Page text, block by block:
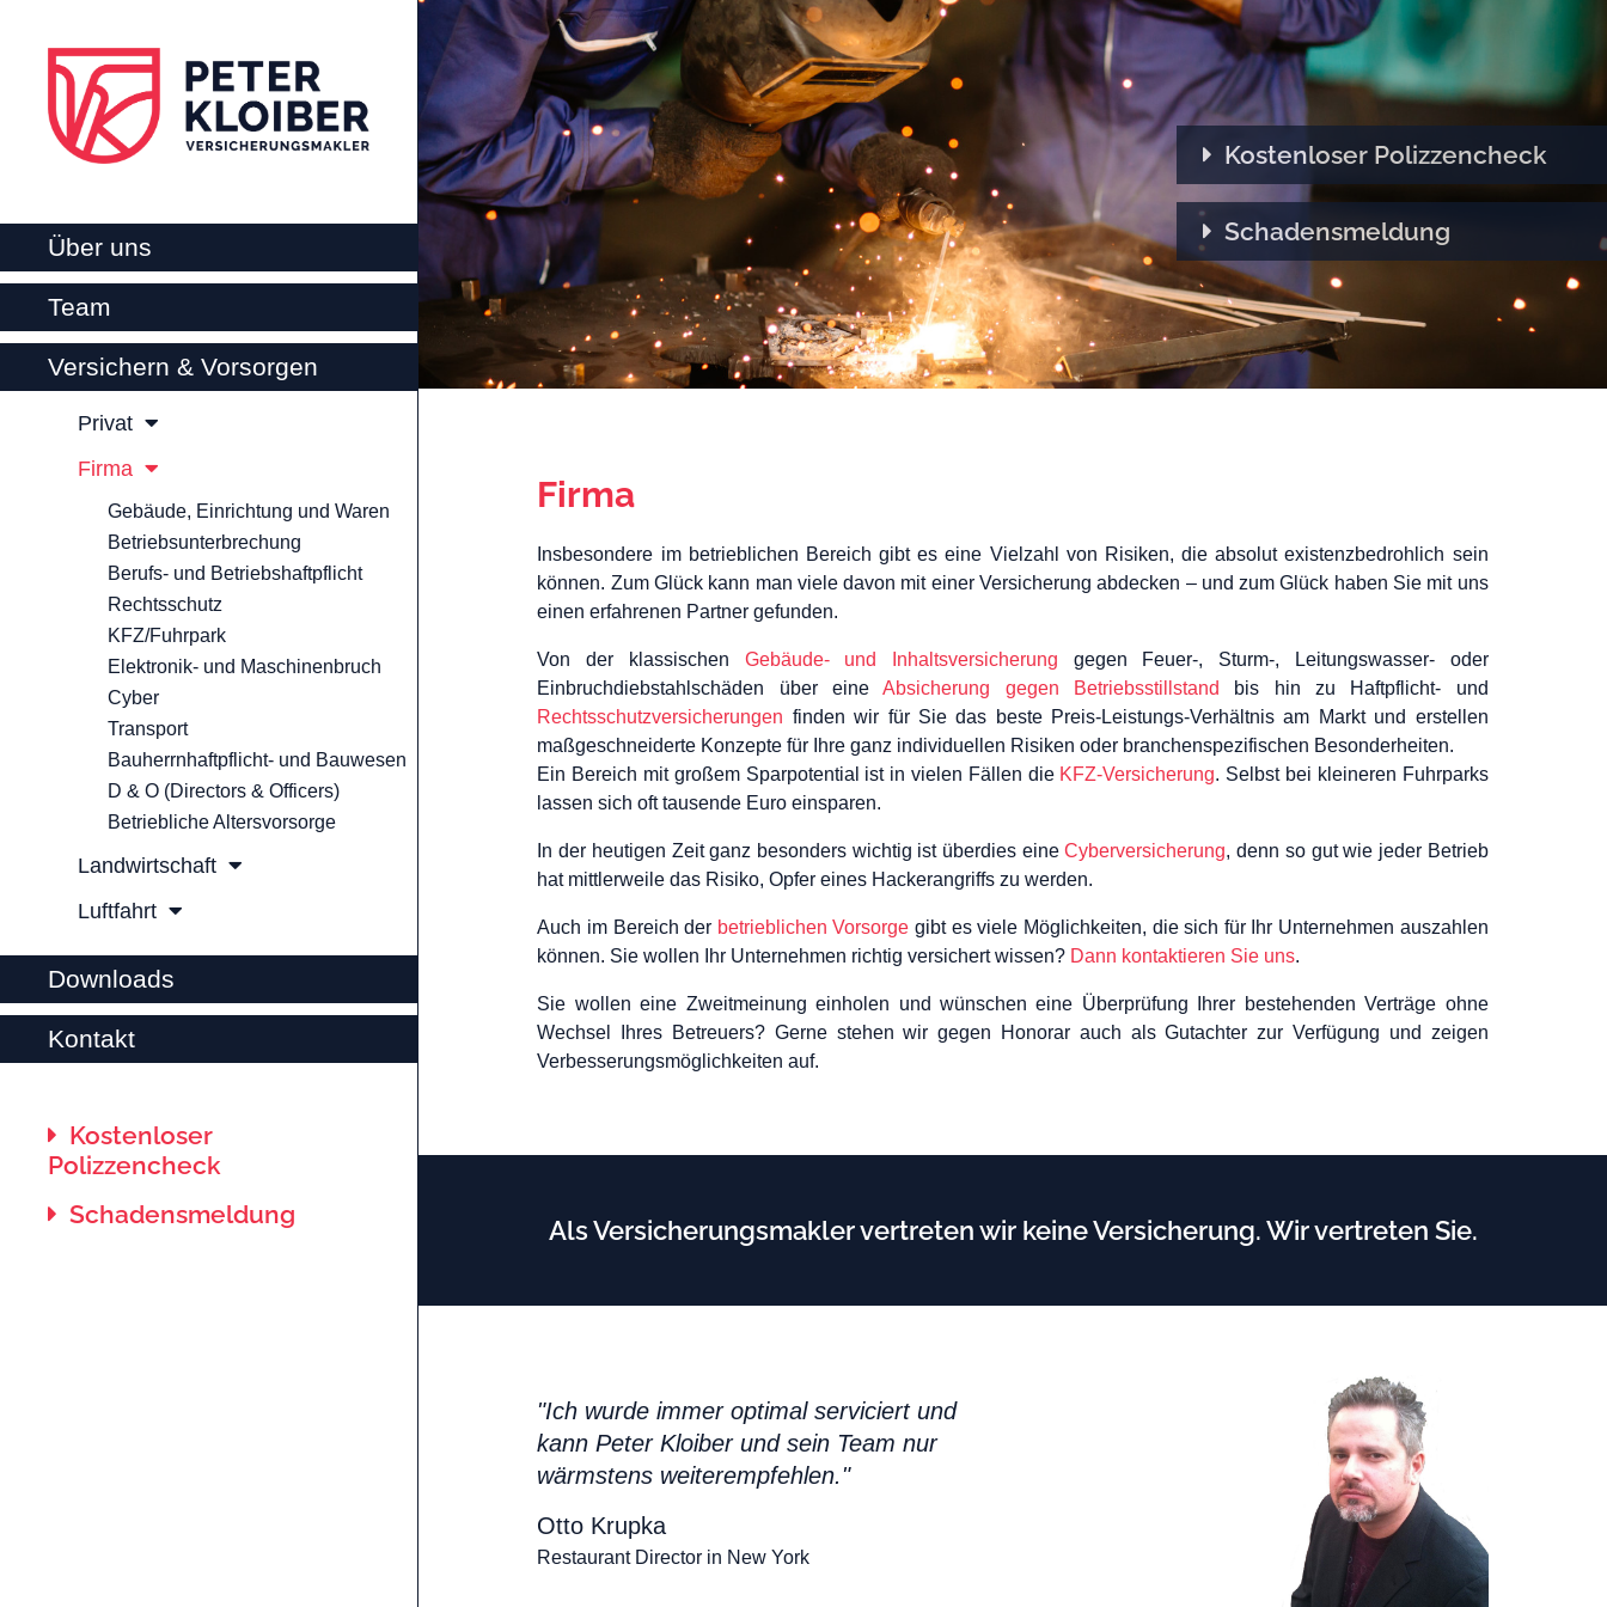
Über uns
Team
Versichern & Vorsorgen
Privat
Firma
Gebäude, Einrichtung und Waren
Betriebsunterbrechung
Berufs- und Betriebshaftpflicht
Rechtsschutz
KFZ/Fuhrpark
Elektronik- und Maschinenbruch
Cyber
Transport
Bauherrnhaftpflicht- und Bauwesen
D & O (Directors & Officers)
Betriebliche Altersvorsorge
Landwirtschaft
Luftfahrt
Downloads
Kontakt
Kostenloser
Polizzencheck
Schadensmeldung
Kostenloser Polizzencheck
Schadensmeldung
Firma
Insbesondere im betrieblichen Bereich gibt es eine Vielzahl von Risiken, die absolut existenzbedrohlich sein
können. Zum Glück kann man viele davon mit einer Versicherung abdecken – und zum Glück haben Sie mit uns
einen erfahrenen Partner gefunden.
Von der klassischen Gebäude- und Inhaltsversicherung gegen Feuer-, Sturm-, Leitungswasser- oder
Einbruchdiebstahlschäden über eineAbsicherung gegen Betriebsstillstand
bis hin zu Haftpflicht- und
Rechtsschutzversicherungen finden wir für Sie das beste Preis-Leistungs-Verhältnis am Markt und erstellen
maßgeschneiderte Konzepte für Ihre ganz individuellen Risiken oder branchenspezifischen Besonderheiten.
Ein Bereich mit großem Sparpotential ist in vielen Fällen die KFZ-Versicherung. Selbst bei kleineren Fuhrparks
lassen sich oft tausende Euro einsparen.
In der heutigen Zeit ganz besonders wichtig ist überdies eineCyberversicherung, denn so gut wie jeder Betrieb
hat mittlerweile das Risiko, Opfer eines Hackerangriffs zu werden.
Auch im Bereich der betrieblichen Vorsorge gibt es viele Möglichkeiten, die sich für Ihr Unternehmen auszahlen
können. Sie wollen Ihr Unternehmen richtig versichert wissen? Dann kontaktieren Sie uns.
Sie wollen eine Zweitmeinung einholen und wünschen eine Überprüfung Ihrer bestehenden Verträge ohne
Wechsel Ihres Betreuers? Gerne stehen wir gegen Honorar auch als Gutachter zur Verfügung und zeigen
Verbesserungsmöglichkeiten auf.
Als Versicherungsmakler vertreten wir keine Versicherung. Wir vertreten Sie.
"Ich wurde immer optimal serviciert und
kann Peter Kloiber und sein Team nur
wärmstens weiterempfehlen."
Otto Krupka
Restaurant Director in New York